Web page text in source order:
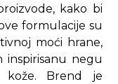
kako bi
formulacije su
moći hrane,
inspirisanu negu
kože. Brend je